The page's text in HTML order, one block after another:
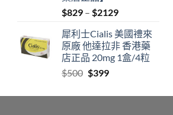
$829 – $2129Price
$829
through
$2129
犀利士Cialis 美國禮來
原廠 他達拉非 香港藥
店正品 20mg 1盒/4粒
$500 Original
was:
$399Current
is: